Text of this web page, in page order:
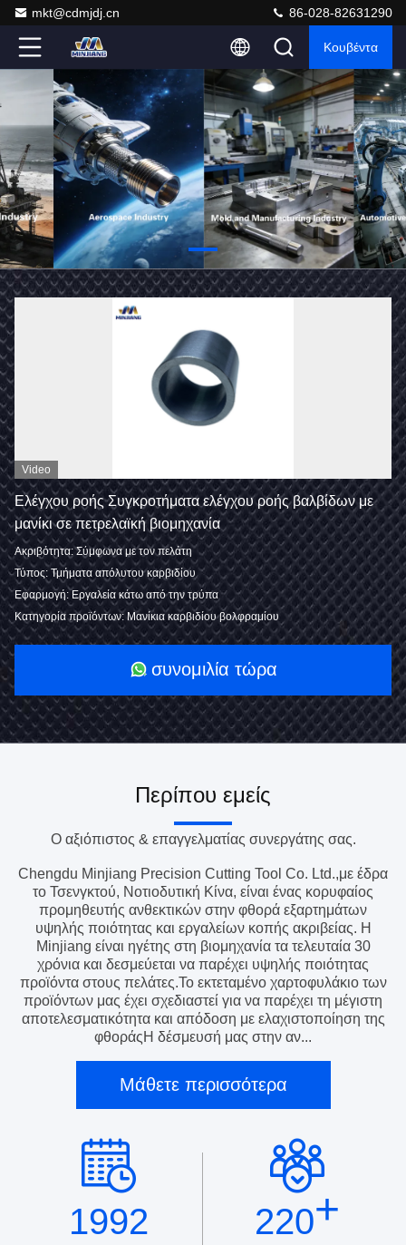
mkt@cdmjdj.cn 86-028-82631290
Κουβέντα
Video
Ελέγχου ροής Συγκροτήματα ελέγχου ροής βαλβίδων με
μανίκι σε πετρελαϊκή βιομηχανία
Ακριβότητα: Σύμφωνα με τον πελάτη
Τύπος: Τμήματα απόλυτου καρβιδίου
Εφαρμογή: Εργαλεία κάτω από την τρύπα
Κατηγορία προϊόντων: Μανίκια καρβιδίου βολφραμίου
συνομιλία τώρα
Περίπου εμείς
Ο αξιόπιστος & επαγγελματίας συνεργάτης σας.
Chengdu Minjiang Precision Cutting Tool Co. Ltd.,με έδρα
το Τσενγκτού, Νοτιοδυτική Κίνα, είναι ένας κορυφαίος
προμηθευτής ανθεκτικών στην φθορά εξαρτημάτων
υψηλής ποιότητας και εργαλείων κοπής ακριβείας. Η
Minjiang είναι ηγέτης στη βιομηχανία τα τελευταία 30
χρόνια και δεσμεύεται να παρέχει υψηλής ποιότητας
προϊόντα στους πελάτες.Το εκτεταμένο χαρτοφυλάκιο των
προϊόντων μας έχει σχεδιαστεί για να παρέχει τη μέγιστη
αποτελεσματικότητα και απόδοση με ελαχιστοποίηση της
φθοράςΗ δέσμευσή μας στην αν...
Μάθετε περισσότερα
1992 220+